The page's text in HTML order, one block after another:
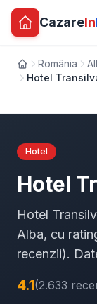
CazareIn
AcasăRomânia
Hotel
Hotel
Hotel
Hotel
Alba, cu
recenzii).
4.1(2.633